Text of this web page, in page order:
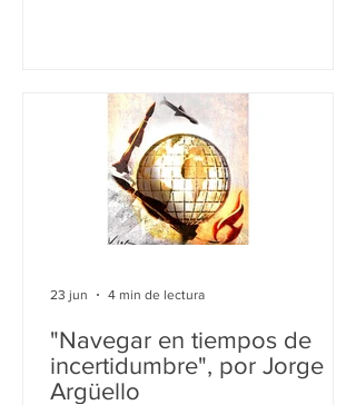
afirma el autor. El mapa continental
cambia de color ideológico. Las urnas
dejaron esta semana novedades de
relevancia de largo plazo en una
América Latina cuyo mapa ideológico
se va tiñendo con los tonos de las
"Navegar en tiempos de
incertidumbre", por Jorge
Argüello
23 jun 4 min de lectura